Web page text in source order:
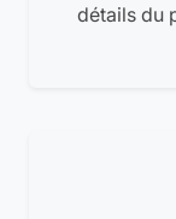
détails du